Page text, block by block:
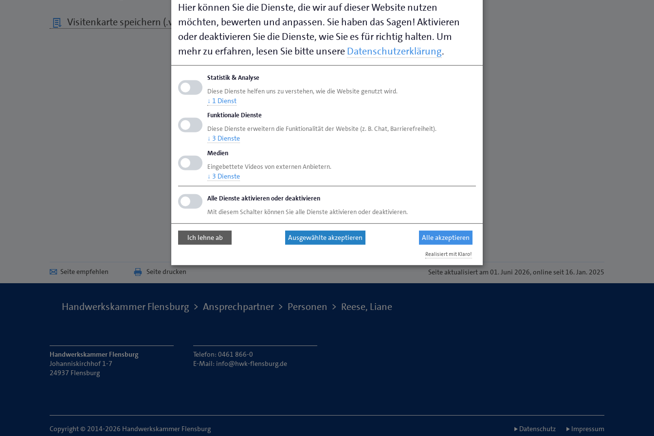
Visitenkarte speichern (.vcf)
Seite empfehlen Seite drucken Seiteaktualisiert am 01. Juni 2026, online seit 16. Jan. 2025
Handwerkskammer Flensburg Ansprechpartner Personen Reese, Liane
Handwerkskammer Flensburg
Johanniskirchhof 1-7
24937 Flensburg
Telefon: 0461 866-0
E-Mail: info@hwk-flensburg.de
Copyright © 2014-2026 Handwerkskammer Flensburg Datenschutz Impressum
Hier können Sie die Dienste, die wir auf dieser Website nutzen
möchten, bewerten und anpassen. Sie haben das Sagen! Aktivieren
oder deaktivieren Sie die Dienste, wie Sie es für richtig halten. Um
mehr zu erfahren, lesen Sie bitte unsereDatenschutzerklärung.
Statistik & Analyse
Diese Dienste helfen uns zu verstehen, wie die Website genutzt wird.
↓ 1 Dienst
Funktionale Dienste
Diese Dienste erweitern die Funktionalität der Website (z. B. Chat, Barrierefreiheit).
↓ 3 Dienste
Medien
Eingebettete Videos von externen Anbietern.
↓ 3 Dienste
Alle Dienste aktivieren oder deaktivieren
Mit diesem Schalter können Sie alle Dienste aktivieren oder deaktivieren.
Ich lehne ab Ausgewählte akzeptieren Alle akzeptieren
Realisiert mit Klaro!